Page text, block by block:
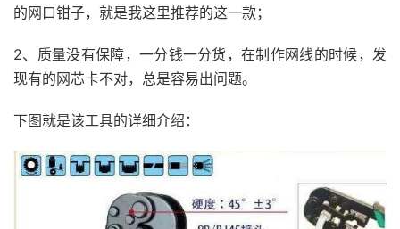
的网口钳子，就是我这里推荐的这一款；
2、质量没有保障，一分钱一分货，在制作网线的时候，发
现有的网芯卡不对，总是容易出问题。
下图就是该工具的详细介绍：